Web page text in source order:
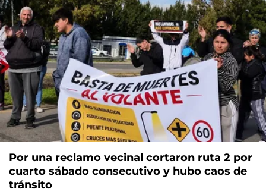
Por una reclamo vecinal cortaron ruta 2 por
cuarto sábado consecutivo y hubo caos de
tránsito